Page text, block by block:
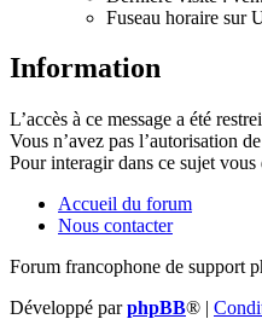
Fuseau horaire sur
Information
L’accès à ce message a été
Vous n’avez pas l’autorisation
Pour interagir dans ce sujet vous
Accueil du forum
Nous contacter
Forum francophone de support
Développé parphpBB® |